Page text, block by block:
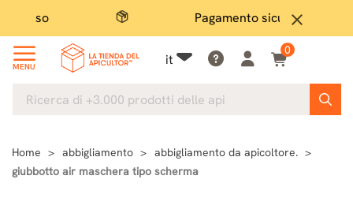
close
Pagamento sicuro
MENU it
0
Home abbigliamento
abbigliamento da apicoltore.
giubbotto air maschera tipo scherma